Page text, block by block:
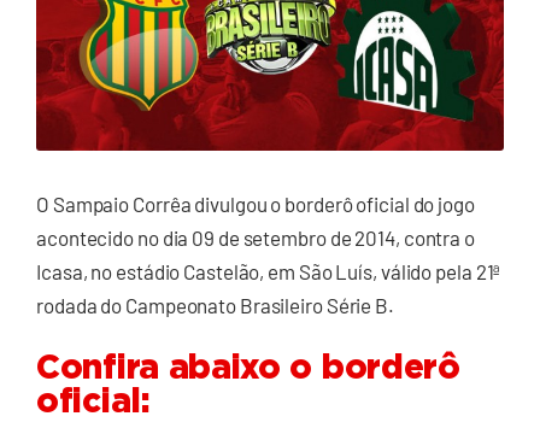
O Sampaio Corrêa divulgou o borderô oficial do jogo
acontecido no dia 09 de setembro de 2014, contra o
Icasa, no estádio Castelão, em São Luís, válido pela 21ª
rodada do Campeonato Brasileiro Série B.
Confira abaixo o borderô
oficial: